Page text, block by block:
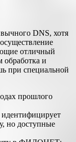
DNS, хотя
отличный
обработка и
при специальной
прошлого
но доступные